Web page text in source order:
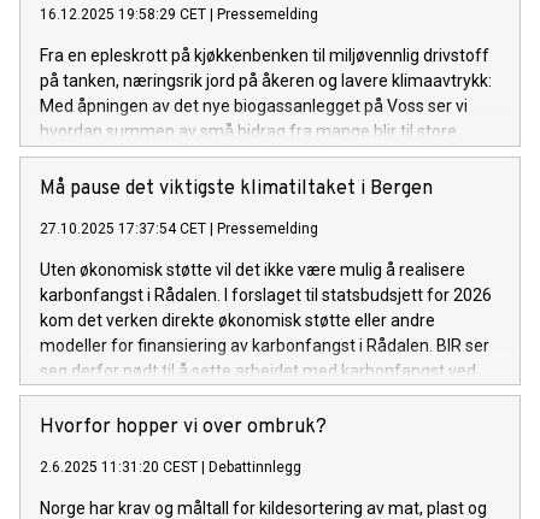
16.12.2025 19:58:29 CET | Pressemelding
Fra en epleskrott på kjøkkenbenken til miljøvennlig drivstoff
på tanken, næringsrik jord på åkeren og lavere klimaavtrykk:
Med åpningen av det nye biogassanlegget på Voss ser vi
hvordan summen av små bidrag fra mange blir til store
ressurser.
Må pause det viktigste klimatiltaket i Bergen
27.10.2025 17:37:54 CET | Pressemelding
Uten økonomisk støtte vil det ikke være mulig å realisere
karbonfangst i Rådalen. I forslaget til statsbudsjett for 2026
kom det verken direkte økonomisk støtte eller andre
modeller for finansiering av karbonfangst i Rådalen. BIR ser
seg derfor nødt til å sette arbeidet med karbonfangst ved
forbrenningsanlegget i Rådalen på pause. Vi håper det er
rom for karbonfangst (CCS) i det endelige statsbudsjettet.
Hvorfor hopper vi over ombruk?
2.6.2025 11:31:20 CEST | Debattinnlegg
Norge har krav og måltall for kildesortering av mat, plast og